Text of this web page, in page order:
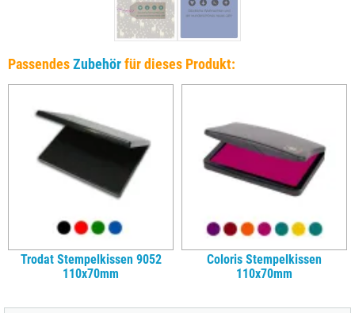
PassendesZubehörfür dieses Produkt:
Trodat Stempelkissen 9052
110x70mm
Coloris Stempelkissen
110x70mm